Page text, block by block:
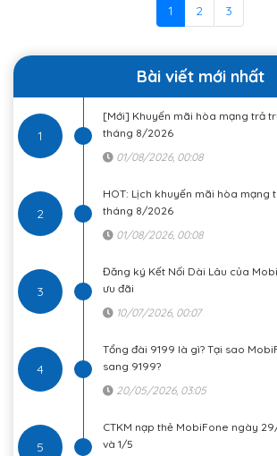
1 2 3
Bài viết mới nhất
1
[Mới] Khuyến mãi hòa mạng trả
tháng 8/2026
01/08/2026, 00:08
2
HOT: Lịch khuyến mãi hòa mạng
tháng 8/2026
01/08/2026, 00:08
3
Đăng ký Kết Nối Dài Lâu của
ưu đãi
10/07/2026, 00:07
4
Tổng đài 9199 là gì? Tại sao
sang 9199?
20/05/2026, 03:05
5
CTKM nạp thẻ MobiFone ngày
và 1/5